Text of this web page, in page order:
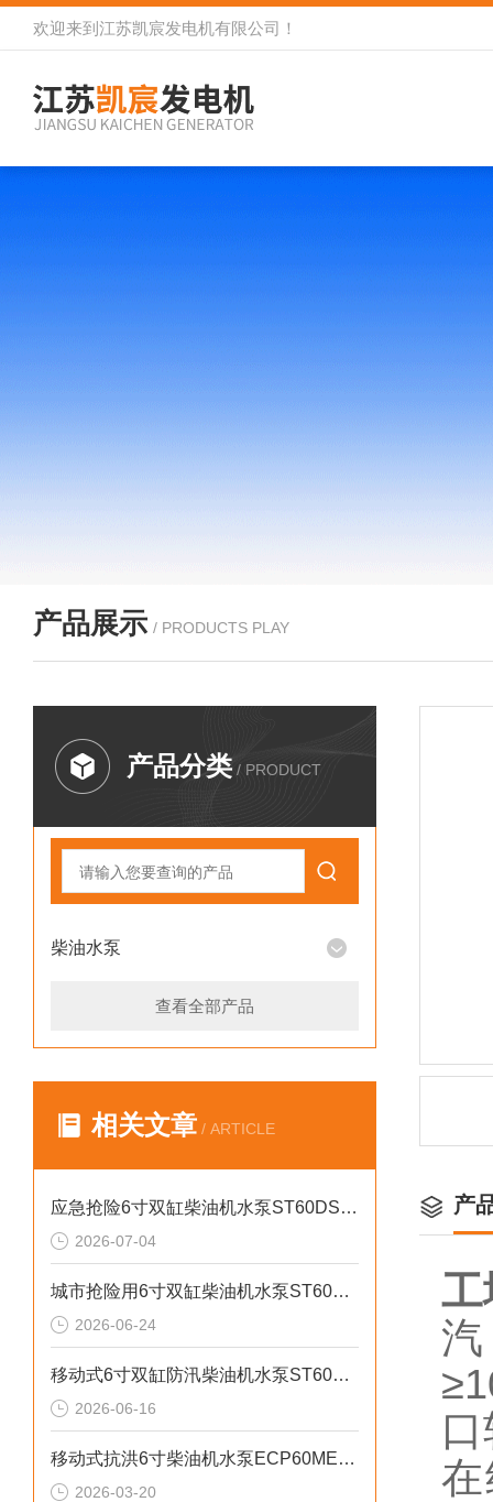
欢迎来到 江苏凯宸发电机有限公司 ！
产品展示 / PRODUCTS PLAY
产品分类 / PRODUCT
柴油水泵
查看全部产品
相关文章 / ARTICLE
应急抢险6寸双缸柴油机水泵ST60DS产品介绍
2026-07-04
城市抢险用6寸双缸柴油机水泵ST60DS产品介绍
2026-06-24
移动式6寸双缸防汛柴油机水泵ST60SD产品介绍
2026-06-16
移动式抗洪6寸柴油机水泵ECP60ME产品介绍
2026-03-20
产
工